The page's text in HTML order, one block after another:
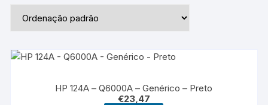
HP 124A – Q6000A – Genérico – Preto
€23,47